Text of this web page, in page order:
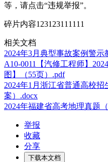
等，请点击“违规举报”。
碎片内容123123111111
相关文档
2024年3月典型事故案例警示
A10-0011【汽修工程师】
图】（55页）.pdf
2024年1月浙江省普通高校
案）.docx
2024年福建省高考地理真题
举报
收藏
分享
下载本文档